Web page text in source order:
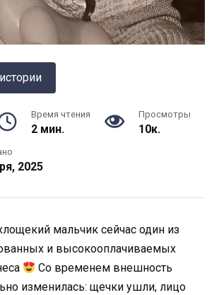
Время чтения
2 мин.
Просмотры
10к.
2025
мальчик сейчас один из
и высокооплачиваемых
Со временем внешность
изменилась: щечки ушли, лицо